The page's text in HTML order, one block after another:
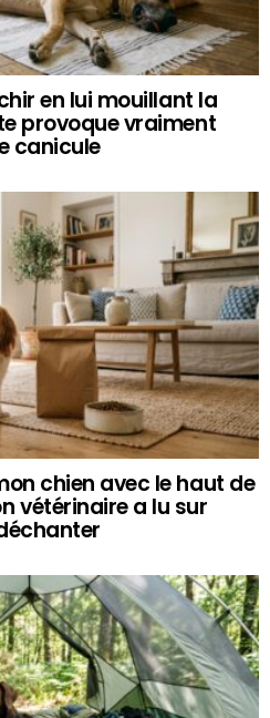
en lui mouillant la
provoque vraiment
canicule
chien avec le haut de
vétérinaire a lu sur